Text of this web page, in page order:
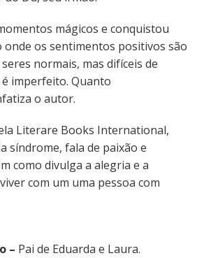
mágicos e conquistou
os sentimentos positivos são
normais, mas difíceis de
imperfeito. Quanto
o autor.
Literare Books International,
síndrome, fala de paixão e
como divulga a alegria e a
com um uma pessoa com
– Pai de Eduarda e Laura.